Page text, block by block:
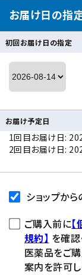
お届け日の指
初回お届け日の指定
お届け予定日
1回目お届け日:
2回目お届け日:
ショップか
ご購入前に
規約】 を確認
医薬品をご
案内を許可し